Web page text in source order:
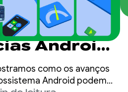
Android
Google
como os avanços
Android podem